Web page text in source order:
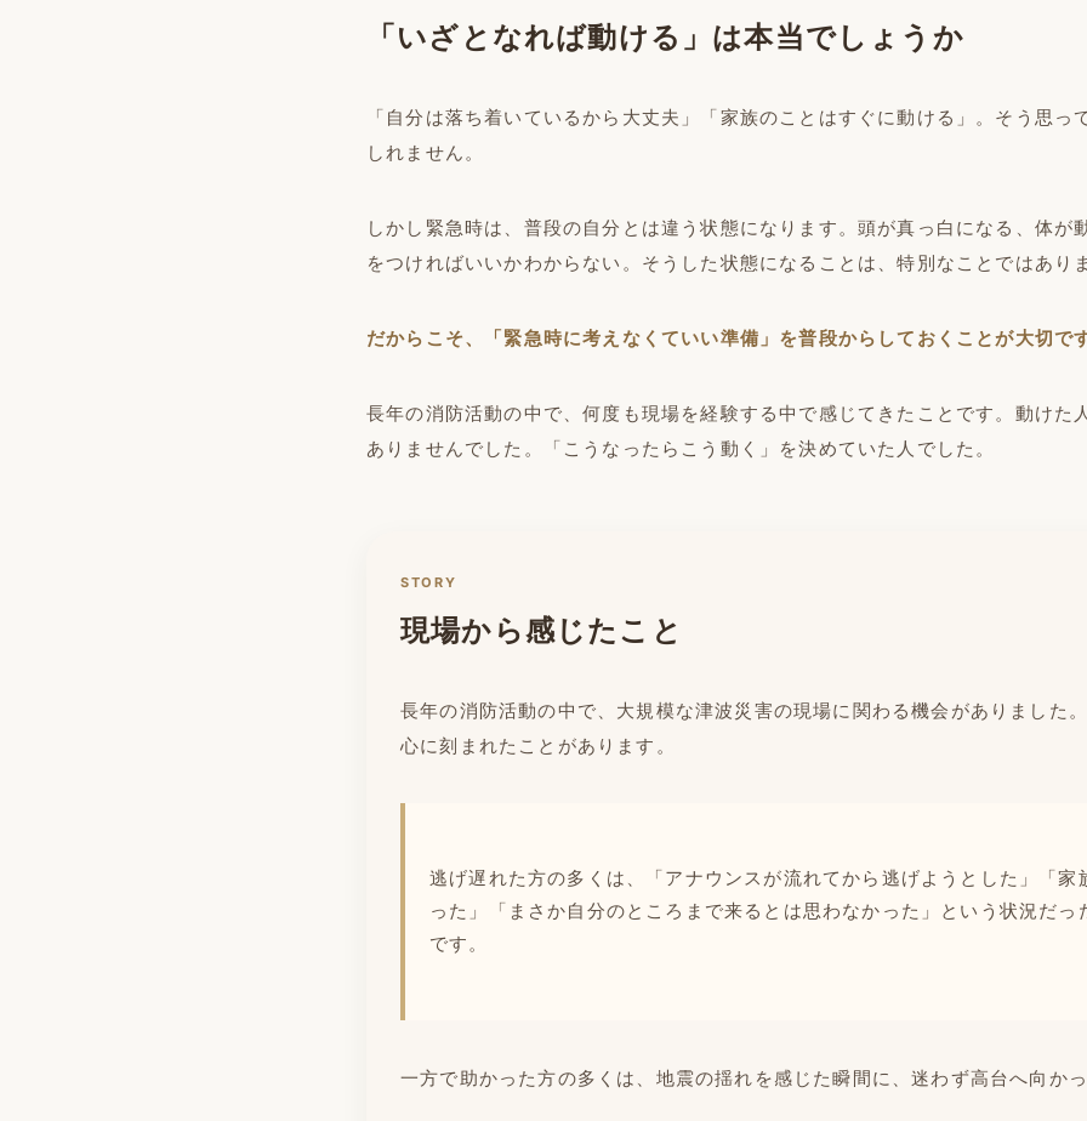
「いざとなれば動ける」は本当でしょうか
「自分は落ち着いているから大丈夫」「家族のことはすぐに動ける」。そう思っ
しれません。
しかし緊急時は、普段の自分とは違う状態になります。頭が真っ白になる、体が
をつければいいかわからない。そうした状態になることは、特別なことではあり
だからこそ、「緊急時に考えなくていい準備」を普段からしておくことが大切です
長年の消防活動の中で、何度も現場を経験する中で感じてきたことです。動けた
ありませんでした。「こうなったらこう動く」を決めていた人でした。
STORY
現場から感じたこと
長年の消防活動の中で、大規模な津波災害の現場に関わる機会がありました
心に刻まれたことがあります。
逃げ遅れた方の多くは、「アナウンスが流れてから逃げようとした」「家
った」「まさか自分のところまで来るとは思わなかった」という状況だっ
です。
一方で助かった方の多くは、地震の揺れを感じた瞬間に、迷わず高台へ向かっ